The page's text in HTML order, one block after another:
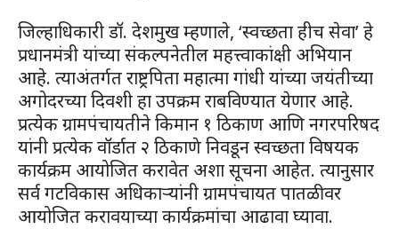
जिल्हाधिकारी डॉ. देशमुख म्हणाले, ‘स्वच्छता हीच सेवा’ हे
प्रधानमंत्री यांच्या संकल्पनेतील महत्त्वाकांक्षी अभियान
आहे. त्याअंतर्गत राष्ट्रपिता महात्मा गांधी यांच्या जयंतीच्या
अगोदरच्या दिवशी हा उपक्रम राबविण्यात येणार आहे.
प्रत्येक ग्रामपंचायतीने किमान १ ठिकाण आणि नगरपरिषद
यांनी प्रत्येक वॉर्डात २ ठिकाणे निवडून स्वच्छता विषयक
कार्यक्रम आयोजित करावेत अशा सूचना आहेत. त्यानुसार
सर्व गटविकास अधिकाऱ्यांनी ग्रामपंचायत पातळीवर
आयोजित करावयाच्या कार्यक्रमांचा आढावा घ्यावा.